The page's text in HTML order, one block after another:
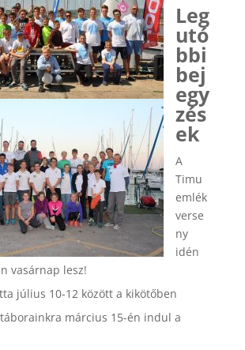
Leg
utó
bbi
bej
egy
zés
ek
A
Timu
emlék
verse
ny
idén
vasárnap lesz!
július 10-12 között a kikötőben
március 15-én indul a